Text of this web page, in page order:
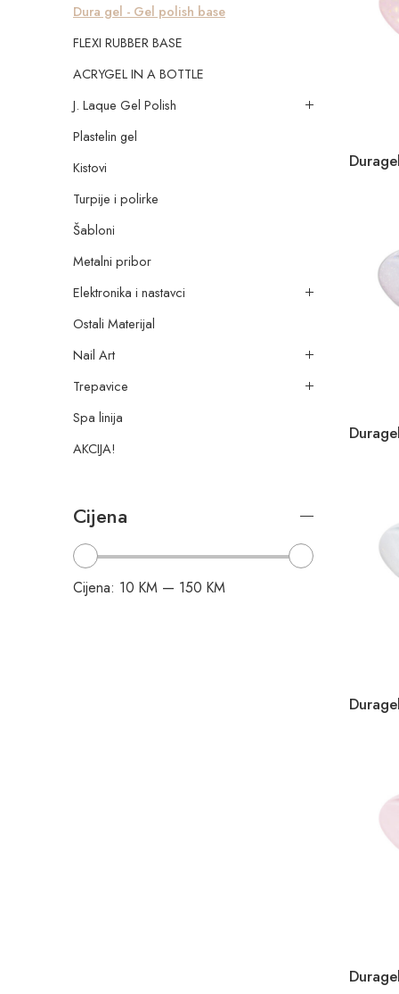
Dura gel - Gel polish base
FLEXI RUBBER BASE
ACRYGEL IN A BOTTLE
J. Laque Gel Polish
Plastelin gel
Kistovi
Turpije i polirke
Šabloni
Metalni pribor
Elektronika i nastavci
Ostali Materijal
Nail Art
Trepavice
Spa linija
AKCIJA!
Cijena
Cijena: 10 KM — 150 KM